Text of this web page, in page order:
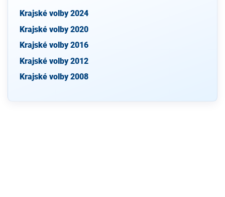
Krajské volby 2024
Krajské volby 2020
Krajské volby 2016
Krajské volby 2012
Krajské volby 2008